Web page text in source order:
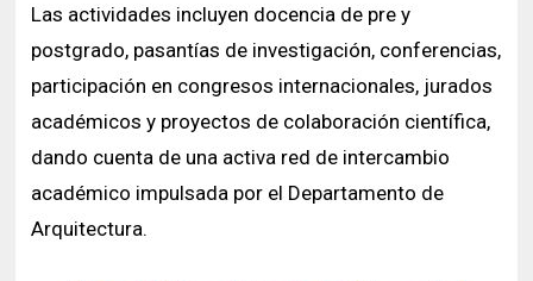
Las actividades incluyen docencia de pre y
postgrado, pasantías de investigación, conferencias,
participación en congresos internacionales, jurados
académicos y proyectos de colaboración científica,
dando cuenta de una activa red de intercambio
académico impulsada por el Departamento de
Arquitectura.